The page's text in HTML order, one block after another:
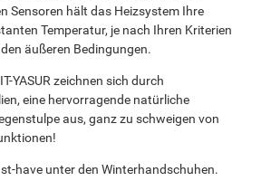
Sensoren hält das Heizsystem Ihre
Temperatur, je nach Ihren Kriterien
äußeren Bedingungen.
YASUR zeichnen sich durch
eine hervorragende natürliche
aus, ganz zu schweigen von
have unter den Winterhandschuhen.